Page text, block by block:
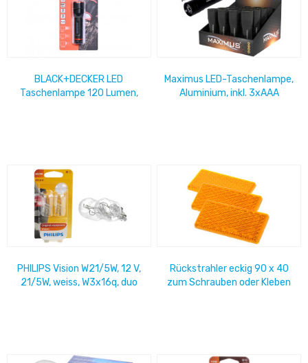
BLACK+DECKER LED
Taschenlampe 120 Lumen,
Maximus LED-Taschenlampe,
Aluminium, inkl. 3xAAA
PHILIPS Vision W21/5W, 12 V,
21/5W, weiss, W3x16q, duo
Rückstrahler eckig 90 x 40
zum Schrauben oder Kleben